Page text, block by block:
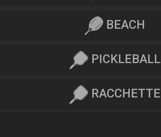
BEACH
PICKLEBALL
RACCHETTE